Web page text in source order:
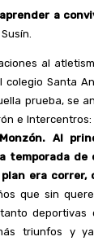
a
al
Santa
prueba, se
e Intercentros:
Al
temporada de
era correr,
que sin
deportivas
triunfos y